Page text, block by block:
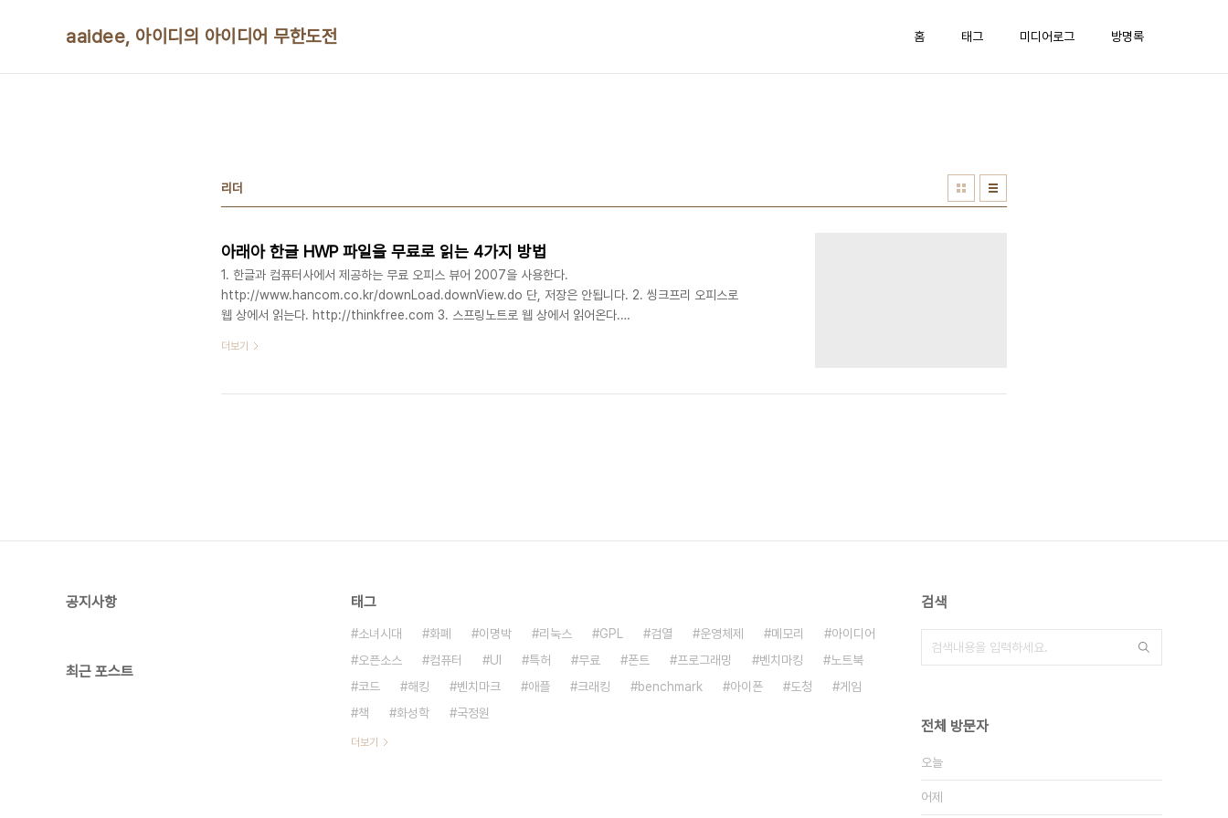
aaidee, 아이디의 아이디어 무한도전 홈 태그 미디어로그 방명록
리더
아래아 한글 HWP 파일을 무료로 읽는 4가지 방법
1. 한글과 컴퓨터사에서 제공하는 무료 오피스 뷰어 2007을 사용한다.
http://www.hancom.co.kr/downLoad.downView.do 단, 저장은 안됩니다. 2. 씽크프리 오피스로
웹 상에서 읽는다. http://thinkfree.com 3. 스프링노트로 웹 상에서 읽어온다.
한다.
더보기
공지사항
최근 포스트
태그
소녀시대 화폐 이명박 리눅스 GPL 검열 운영체제 메모리
아이디어
오픈소스
컴퓨터 UI 특허 무료 폰트 프로그래밍 벤치마킹
노트북
코드
해킹 벤치마크 애플 크래킹 benchmark 아이폰 도청
게임
책
화성학 국정원
더보기
검색
전체 방문자
오늘
어제